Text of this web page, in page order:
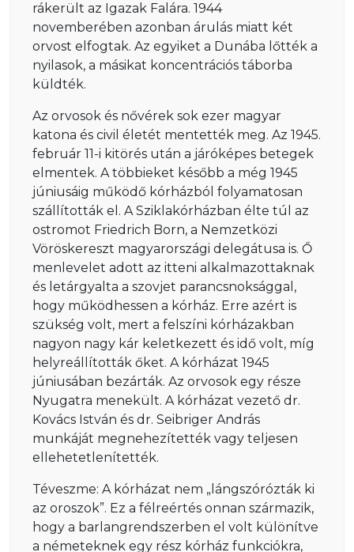
rákerült az Igazak Falára. 1944
novemberében azonban árulás miatt két
orvost elfogtak. Az egyiket a Dunába lőtték a
nyilasok, a másikat koncentrációs táborba
küldték.
Az orvosok és nővérek sok ezer magyar
katona és civil életét mentették meg. Az 1945.
február 11-i kitörés után a járóképes betegek
elmentek. A többieket később a még 1945
júniusáig működő kórházból folyamatosan
szállították el. A Sziklakórházban élte túl az
ostromot Friedrich Born, a Nemzetközi
Vöröskereszt magyarországi delegátusa is. Ő
menlevelet adott az itteni alkalmazottaknak
és letárgyalta a szovjet parancsnoksággal,
hogy működhessen a kórház. Erre azért is
szükség volt, mert a felszíni kórházakban
nagyon nagy kár keletkezett és idő volt, míg
helyreállították őket. A kórházat 1945
júniusában bezárták. Az orvosok egy része
Nyugatra menekült. A kórházat vezető dr.
Kovács István és dr. Seibriger András
munkáját megnehezítették vagy teljesen
ellehetetlenítették.
Téveszme: A kórházat nem „lángszórózták ki
az oroszok”. Ez a félreértés onnan származik,
hogy a barlangrendszerben el volt különítve
a németeknek egy rész kórház funkciókra,